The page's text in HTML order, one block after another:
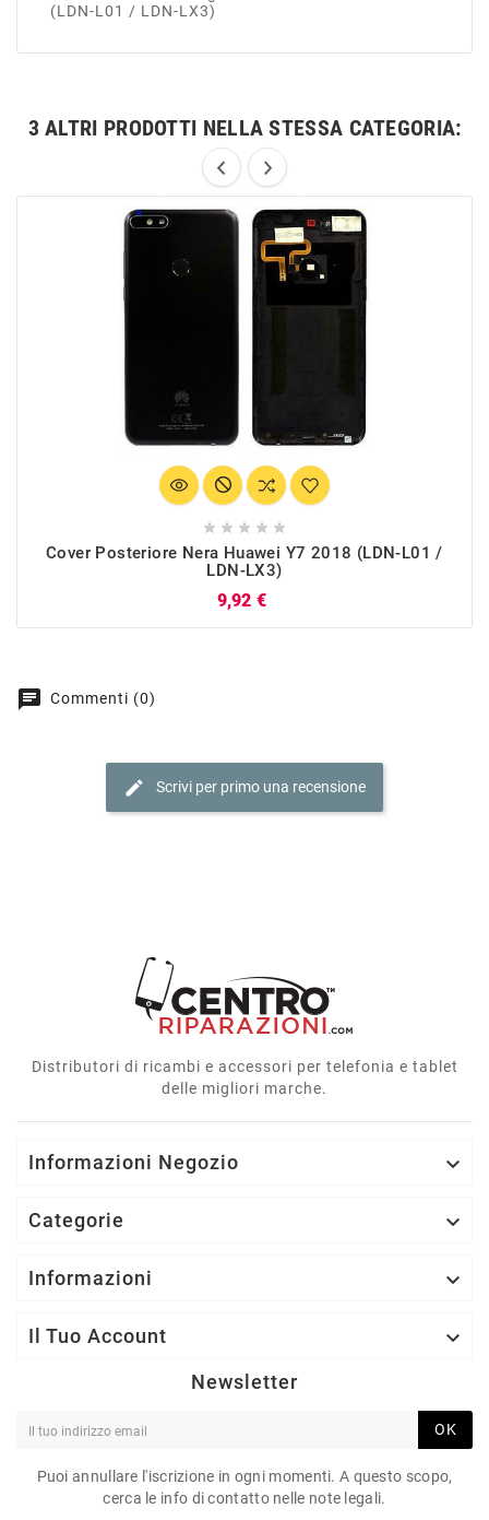
(LDN-L01 / LDN-LX3)
3 ALTRI PRODOTTI NELLA STESSA CATEGORIA:
    
Cover Posteriore Nera Huawei Y7 2018 (LDN-L01 /
LDN-LX3)
9,92 €
chat Commenti (0)
edit Scrivi per primo una recensione
Distributori di ricambi e accessori per telefonia e tablet
delle migliori marche.
Informazioni Negozio 
Categorie 
Informazioni 
Il Tuo Account 
Newsletter
OK
Puoi annullare l'iscrizione in ogni momenti. A questo scopo,
cerca le info di contatto nelle note legali.